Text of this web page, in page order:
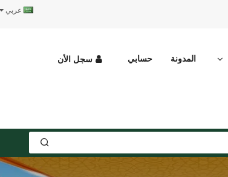
عربي
المدونة حسابي سجل الأن